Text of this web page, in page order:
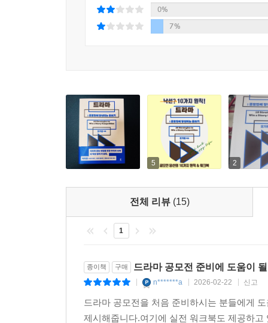
- 안소정 (《아이쇼핑》 극본)
0%
7%
5 2
전체 리뷰 (15)
1
종이책 구매 드라마 공모전 준비에 도움이
n*******a 2026-02-22 신고
드라마 공모전을 처음 준비하시는 분들에게
제시해줍니다.여기에 실전 워크북도 제공하